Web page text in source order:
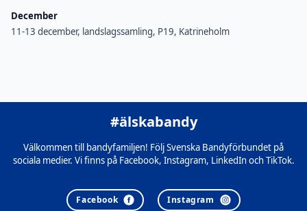
December
11-13 december, landslagssamling, P19, Katrineholm
#älskabandy
Välkommen till bandyfamiljen! Följ Svenska Bandyförbundet på
sociala medier. Vi finns på Facebook, Instagram, LinkedIn och TikTok.
Facebook Instagram